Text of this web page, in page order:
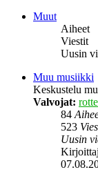
Muut
Aiheet
Viestit
Uusin
Muu musiikki
Keskustelu
Valvojat:
84
523
Uusin